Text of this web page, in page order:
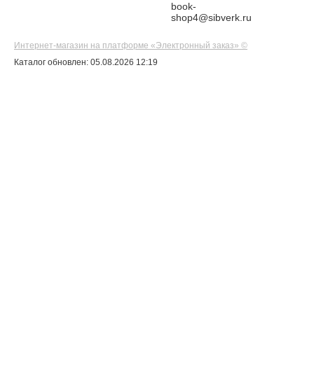
book-
shop4@sibverk.ru
Интернет-магазин на платформе «Электронный заказ» ©
Каталог обновлен: 05.08.2026 12:19